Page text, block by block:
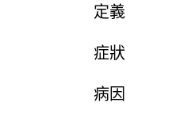
定義
症狀
病因